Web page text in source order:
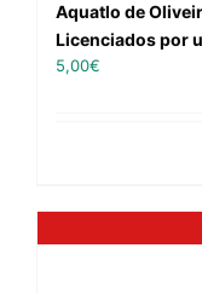
Aquatlo de
Licenciados por
5,00€